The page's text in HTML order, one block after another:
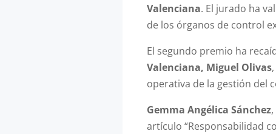
Valenciana. El jurado ha
de los órganos de control
El segundo premio ha
Valenciana, Miguel Olivas
operativa de la gestión del
Gemma Angélica Sánchez,
artículo “Responsabilidad